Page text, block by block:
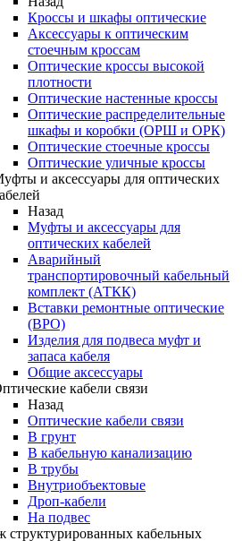
Кроссы и шкафы оптические
Аксессуары к оптическим
стоечным кроссам
Оптические кроссы высокой
плотности
Оптические настенные кроссы
Оптические распределительные
шкафы и коробки (ОРШ и ОРК)
Оптические стоечные кроссы
Оптические уличные кроссы
и аксессуары для оптических
Назад
Муфты и аксессуары для
оптических кабелей
Аварийный
транспортировочный кабельный
комплект (АТКК)
Вставки ремонтные оптические
(ВРО)
Изделия для подвеса муфт и
запаса кабеля
Общие аксессуары
кабели связи
Назад
Оптические кабели связи
В грунт
В кабельную канализацию
В трубы
Внутриобъектовые
Дроп-кабели
На подвес
структурированных кабельных